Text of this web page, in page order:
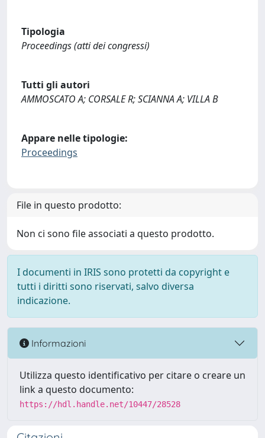
Tipologia
Proceedings (atti dei congressi)
Tutti gli autori
AMMOSCATO A; CORSALE R; SCIANNA A; VILLA B
Appare nelle tipologie:
Proceedings
File in questo prodotto:
Non ci sono file associati a questo prodotto.
I documenti in IRIS sono protetti da copyright e
tutti i diritti sono riservati, salvo diversa
indicazione.
Informazioni
Utilizza questo identificativo per citare o creare un
link a questo documento:
https://hdl.handle.net/10447/28528